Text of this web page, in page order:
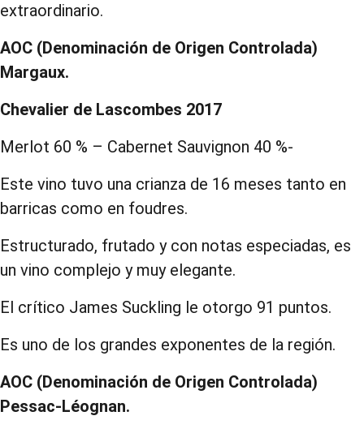
extraordinario.
AOC (Denominación de Origen Controlada)
Margaux.
Chevalier de Lascombes 2017
Merlot 60 % – Cabernet Sauvignon 40 %-
Este vino tuvo una crianza de 16 meses tanto en
barricas como en foudres.
Estructurado, frutado y con notas especiadas, es
un vino complejo y muy elegante.
El crítico James Suckling le otorgo 91 puntos.
Es uno de los grandes exponentes de la región.
AOC (Denominación de Origen Controlada)
Pessac-Léognan.